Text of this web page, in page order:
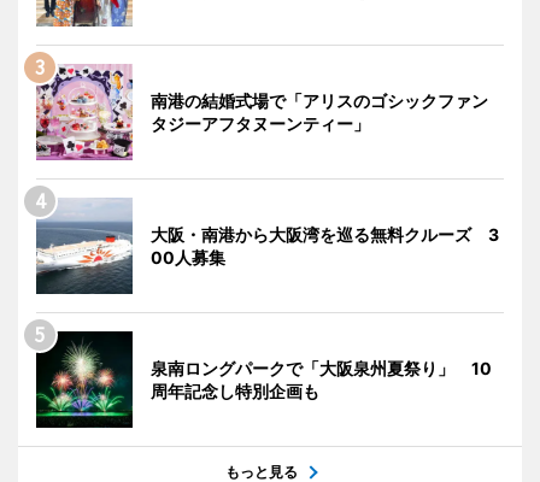
南港の結婚式場で「アリスのゴシックファン
タジーアフタヌーンティー」
大阪・南港から大阪湾を巡る無料クルーズ 3
00人募集
泉南ロングパークで「大阪泉州夏祭り」 10
周年記念し特別企画も
もっと見る